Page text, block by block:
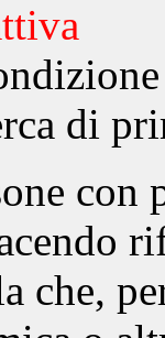
di
che,